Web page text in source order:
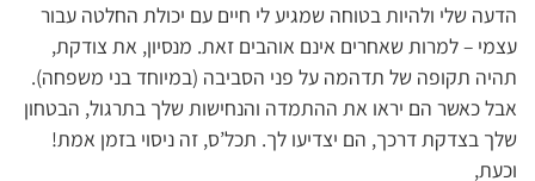
הדעה שלי ולהיות בטוחה שמגיע לי חיים עם יכולת החלטה עבור
עצמי – למרות שאחרים אינם אוהבים זאת. מנסיון, את צודקת,
תהיה תקופה של תדהמה על פני הסביבה (במיוחד בני משפחה).
אבל כאשר הם יראו את ההתמדה והנחישות שלך בתרגול, הבטחון
שלך בצדקת דרכך, הם יצדיעו לך. תכל’ס, זה ניסוי בזמן אמת!
וכעת,